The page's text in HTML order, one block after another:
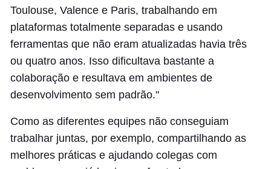
Toulouse, Valence e Paris, trabalhando em
plataformas totalmente separadas e usando
ferramentas que não eram atualizadas havia três
ou quatro anos. Isso dificultava bastante a
colaboração e resultava em ambientes de
desenvolvimento sem padrão."
Como as diferentes equipes não conseguiam
trabalhar juntas, por exemplo, compartilhando as
melhores práticas e ajudando colegas com